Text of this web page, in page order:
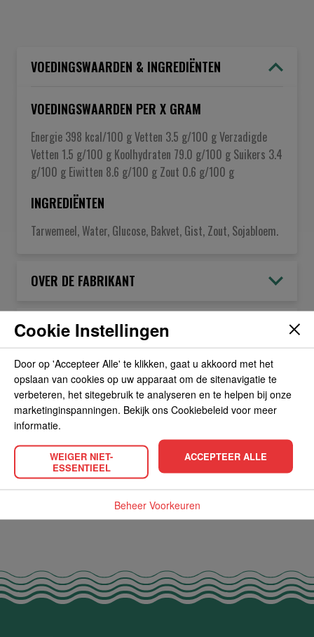
VOEDINGSWAARDEN & INGREDIËNTEN
VOEDINGSWAARDEN PER X GRAM
Energie 398 kcal/100 g Vetten 3.5 g/100 g Verzadigde
Vetten 1.5 g/100 g Koolhydraten 79.0 g/100 g Suikers 3.4
g/100 g Eiwitten 8.6 g/100 g Zout 0.6 g/100 g
INGREDIËNTEN
Tarwemeel, Water, Glucose, Bakvet, Gist, Zout, Sojabloem.
OVER DE FABRIKANT
ALLERGIEËN
OVERIGE INFORMATIE
POPULAIRE PRODUCTEN
Cookie Instellingen
Door op 'Accepteer Alle' te klikken, gaat u akkoord met het
opslaan van cookies op uw apparaat om de sitenavigatie te
verbeteren, het sitegebruik te analyseren en te helpen bij onze
marketinginspanningen. Bekijk ons Cookiebeleid voor meer
informatie.
WEIGER NIET-
ESSENTIEEL
ACCEPTEER ALLE
Beheer Voorkeuren